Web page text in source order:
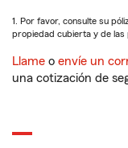
1. Por favor, consulte su
propiedad cubierta y de las
Llame o envíe un
una cotización de